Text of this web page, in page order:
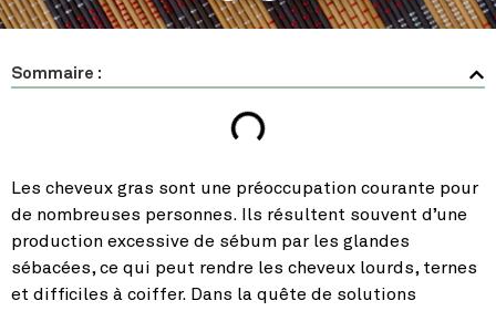
Sommaire :
Les cheveux gras sont une préoccupation courante pour
de nombreuses personnes. Ils résultent souvent d’une
production excessive de sébum par les glandes
sébacées, ce qui peut rendre les cheveux lourds, ternes
et difficiles à coiffer. Dans la quête de solutions